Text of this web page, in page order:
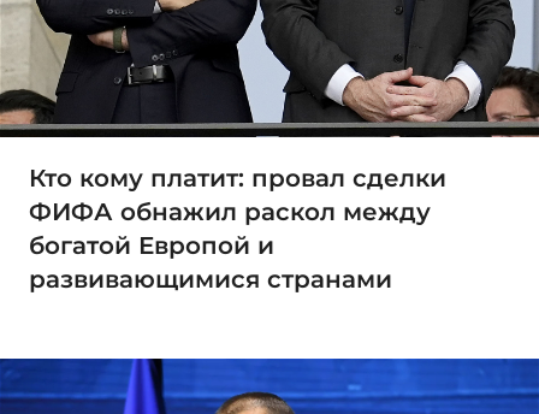
Кто кому платит: провал сделки
ФИФА обнажил раскол между
богатой Европой и
развивающимися странами